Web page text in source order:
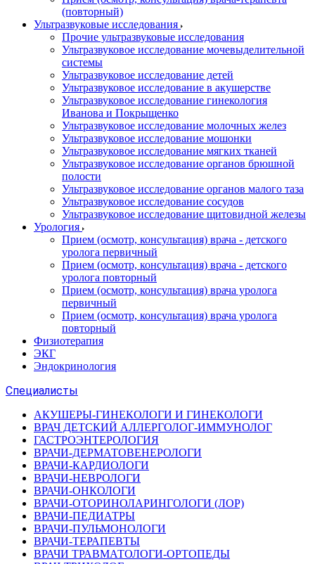
(повторный)
Ультразвуковые исследования
Прочие ультразвуковые исследования
Ультразвуковое исследование мочевыделительной
системы
Ультразвуковое исследование детей
Ультразвуковое исследование в акушерстве
Ультразвуковое исследование гинекология
Иванова и Покрыщенко
Ультразвуковое исследование молочных желез
Ультразвуковое исследование мошонки
Ультразвуковое исследование мягких тканей
Ультразвуковое исследование органов брюшной
полости
Ультразвуковое исследование органов малого таза
Ультразвуковое исследование сосудов
Ультразвуковое исследование щитовидной железы
Урология
Прием (осмотр, консультация) врача - детского
уролога первичный
Прием (осмотр, консультация) врача - детского
уролога повторный
Прием (осмотр, консультация) врача уролога
первичный
Прием (осмотр, консультация) врача уролога
повторный
Физиотерапия
ЭКГ
Эндокринология
Специалисты
АКУШЕРЫ-ГИНЕКОЛОГИ И ГИНЕКОЛОГИ
ВРАЧ ДЕТСКИЙ АЛЛЕРГОЛОГ-ИММУНОЛОГ
ГАСТРОЭНТЕРОЛОГИЯ
ВРАЧИ-ДЕРМАТОВЕНЕРОЛОГИ
ВРАЧИ-КАРДИОЛОГИ
ВРАЧИ-НЕВРОЛОГИ
ВРАЧИ-ОНКОЛОГИ
ВРАЧИ-ОТОРИНОЛАРИНГОЛОГИ (ЛОР)
ВРАЧИ-ПЕДИАТРЫ
ВРАЧИ-ПУЛЬМОНОЛОГИ
ВРАЧИ-ТЕРАПЕВТЫ
ВРАЧИ ТРАВМАТОЛОГИ-ОРТОПЕДЫ